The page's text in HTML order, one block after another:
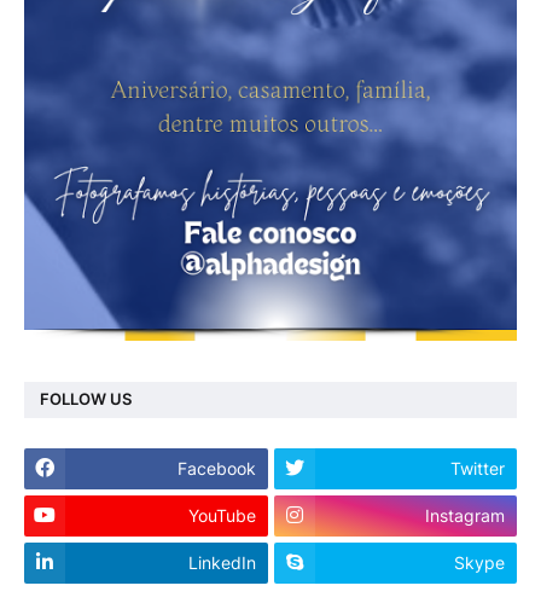
FOLLOW US
Facebook Twitter
YouTube Instagram
LinkedIn Skype